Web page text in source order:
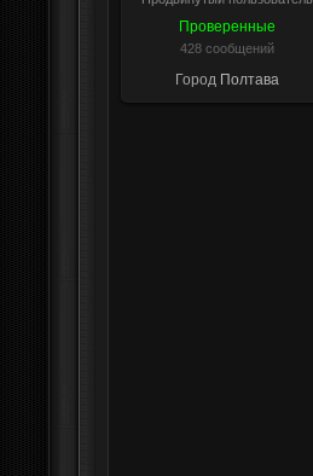
Проверенные
428 сообщений
Город Полтава